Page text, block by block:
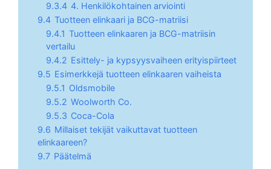
9.3.4 4. Henkilökohtainen arviointi
9.4 Tuotteen elinkaari ja BCG-matriisi
9.4.1 Tuotteen elinkaaren ja BCG-matriisin
vertailu
9.4.2 Esittely- ja kypsyysvaiheen erityispiirteet
9.5 Esimerkkejä tuotteen elinkaaren vaiheista
9.5.1 Oldsmobile
9.5.2 Woolworth Co.
9.5.3 Coca-Cola
9.6 Millaiset tekijät vaikuttavat tuotteen
elinkaareen?
9.7 Päätelmä